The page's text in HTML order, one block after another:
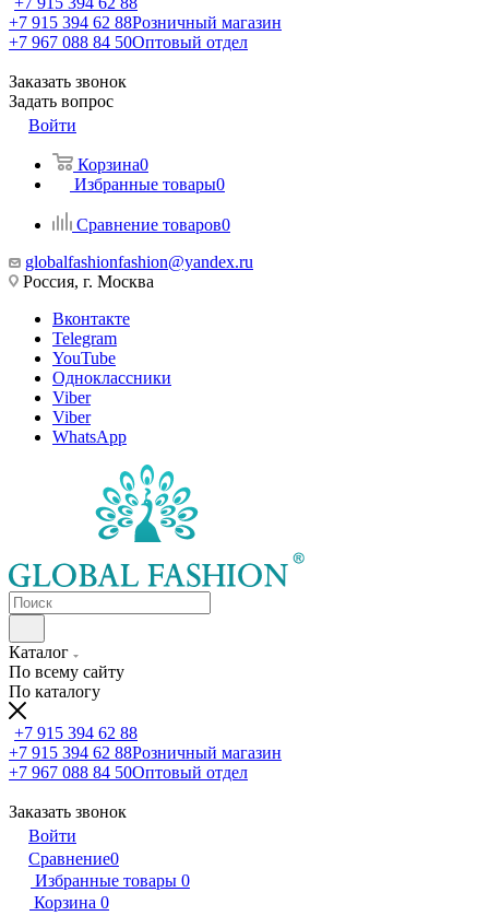
+7 915 394 62 88Розничный магазин
+7 967 088 84 50Оптовый отдел
Заказать звонок
Задать вопрос
Войти
Корзина0
Избранные товары0
Сравнение товаров0
globalfashionfashion@yandex.ru
Россия, г. Москва
Вконтакте
Telegram
YouTube
Одноклассники
Viber
Viber
WhatsApp
Каталог
По всему сайту
По каталогу
+7 915 394 62 88
+7 915 394 62 88Розничный магазин
+7 967 088 84 50Оптовый отдел
Заказать звонок
Войти
Сравнение0
Избранные товары 0
Корзина 0